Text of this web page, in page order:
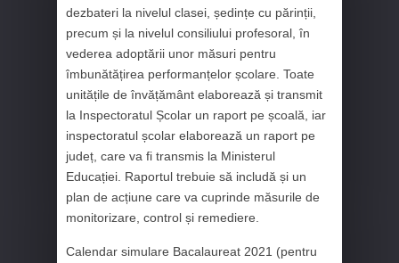
dezbateri la nivelul clasei, ședințe cu părinții,
precum și la nivelul consiliului profesoral, în
vederea adoptării unor măsuri pentru
îmbunătățirea performanțelor școlare. Toate
unitățile de învățământ elaborează și transmit
la Inspectoratul Școlar un raport pe școală, iar
inspectoratul școlar elaborează un raport pe
județ, care va fi transmis la Ministerul
Educației. Raportul trebuie să includă și un
plan de acțiune care va cuprinde măsurile de
monitorizare, control și remediere.
Calendar simulare Bacalaureat 2021 (pentru